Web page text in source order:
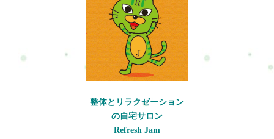
整体とリラクゼーション
の自宅サロン
Refresh Jam